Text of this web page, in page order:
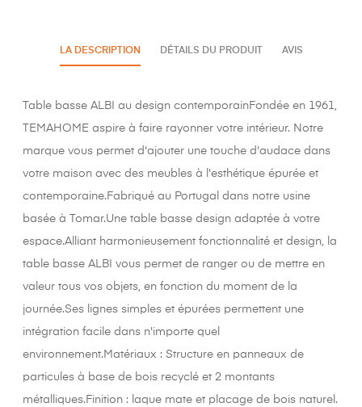
LA DESCRIPTION DÉTAILS DU PRODUIT AVIS
Table basse ALBI au design contemporainFondée en 1961,
TEMAHOME aspire à faire rayonner votre intérieur. Notre
marque vous permet d'ajouter une touche d'audace dans
votre maison avec des meubles à l'esthétique épurée et
contemporaine.Fabriqué au Portugal dans notre usine
basée à Tomar.Une table basse design adaptée à votre
espace.Alliant harmonieusement fonctionnalité et design, la
table basse ALBI vous permet de ranger ou de mettre en
valeur tous vos objets, en fonction du moment de la
journée.Ses lignes simples et épurées permettent une
intégration facile dans n'importe quel
environnement.Matériaux : Structure en panneaux de
particules à base de bois recyclé et 2 montants
métalliques.Finition : laque mate et placage de bois naturel.